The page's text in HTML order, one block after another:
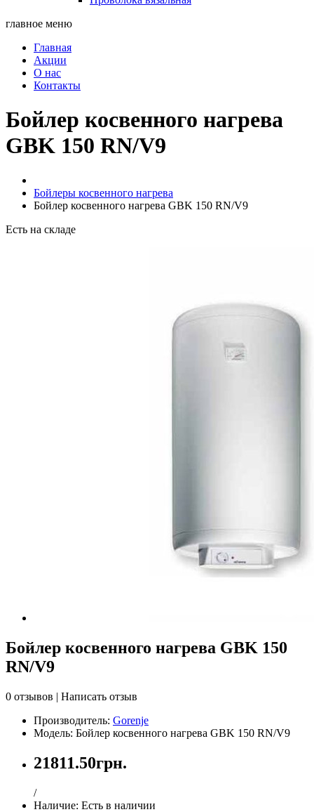
главное меню
Главная
Акции
О нас
Контакты
Бойлер косвенного нагрева
GBK 150 RN/V9
Бойлеры косвенного нагрева
Бойлер косвенного нагрева GBK 150 RN/V9
Есть на складе
Бойлер косвенного нагрева GBK 150
RN/V9
0 отзывов | Написать отзыв
Производитель: Gorenje
Модель: Бойлер косвенного нагрева GBK 150 RN/V9
21811.50грн.
/
Наличие: Есть в наличии